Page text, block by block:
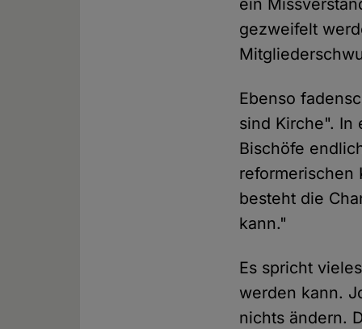
ein
gezweifelt
Ebenso
sind Kirche". In
Bischöfe
reformerischen
besteht die
kann."
Es spricht
werden kann.
nichts ändern.